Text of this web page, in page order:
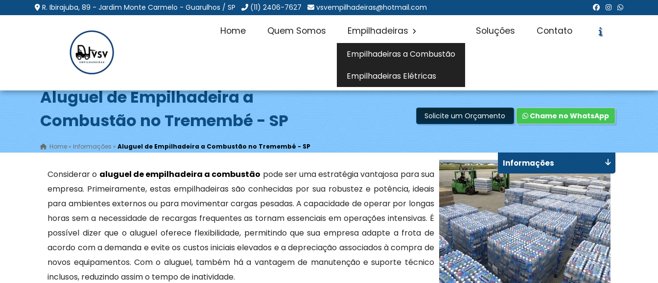
R. Ibirajuba, 89 - Jardim Monte Carmelo - Guarulhos / SP (11) 2406-7627 vsvempilhadeiras@hotmail.com
Home Quem Somos Empilhadeiras
Empilhadeiras a Combustão
Empilhadeiras Elétricas
Soluções Contato
Aluguel de Empilhadeira a
Combustão no Tremembé - SP
Home »Informações »Aluguel de Empilhadeira a Combustão no Tremembé - SP
Solicite um Orçamento Chame no WhatsApp
Considerar o aluguel de empilhadeira a combustão pode ser uma estratégia vantajosa para sua
empresa. Primeiramente, estas empilhadeiras são conhecidas por sua robustez e potência, ideais
para ambientes externos ou para movimentar cargas pesadas. A capacidade de operar por longas
horas sem a necessidade de recargas frequentes as tornam essenciais em operações intensivas. É
possível dizer que o aluguel oferece flexibilidade, permitindo que sua empresa adapte a frota de
acordo com a demanda e evite os custos iniciais elevados e a depreciação associados à compra de
novos equipamentos. Com o aluguel, também há a vantagem de manutenção e suporte técnico
inclusos, reduzindo assim o tempo de inatividade.
Informações